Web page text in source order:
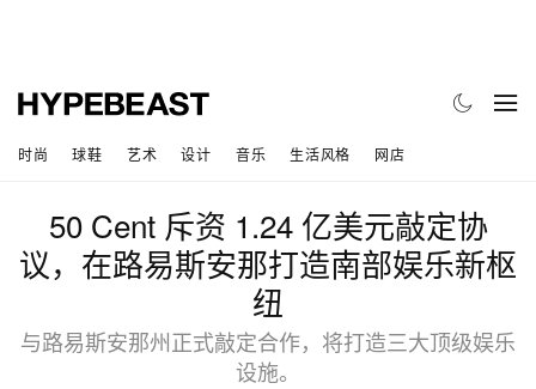
时尚 球鞋 艺术 设计 音乐 生活风格 网店
50 Cent 斥资 1.24 亿美元敲定协
议，在路易斯安那打造南部娱乐新枢
纽
与路易斯安那州正式敲定合作，将打造三大顶级娱乐
设施。